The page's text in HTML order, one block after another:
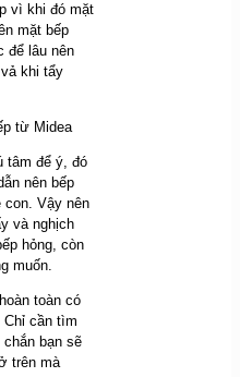
vì khi đó mặt
mặt bếp
để lâu nên
khi tẩy
tâm để ý, đó
nên bếp
Vậy nên
và nghịch
hỏng, còn
muốn.
toàn có
cần tìm
bạn sẽ
trên mà